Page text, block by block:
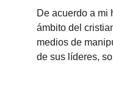
De acuerdo a mi
ámbito del
medios de
de sus líderes,